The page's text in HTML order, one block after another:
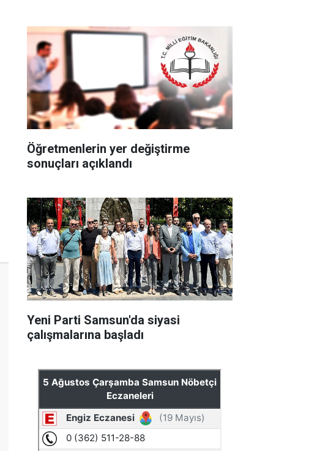
Öğretmenlerin yer değiştirme
sonuçları açıklandı
Yeni Parti Samsun'da siyasi
çalışmalarına başladı